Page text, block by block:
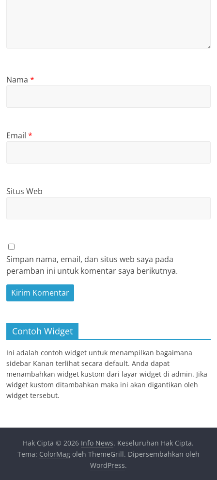
Nama*
Email*
Situs Web
Simpan nama, email, dan situs web saya pada
peramban ini untuk komentar saya berikutnya.
Contoh Widget
Ini adalah contoh widget untuk menampilkan bagaimana
sidebar Kanan terlihat secara default. Anda dapat
menambahkan widget kustom dari layar widget di admin. Jika
widget kustom ditambahkan maka ini akan digantikan oleh
widget tersebut.
Hak Cipta © 2026 Info News. Keseluruhan Hak Cipta.
Tema: ColorMagoleh ThemeGrill. Dipersembahkan oleh
WordPress.